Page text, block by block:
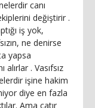
canı
değiştirir .
iş yok,
ne denirse
yapsa
. Vasıfsız
işine hakim
diye en fazla
Ama çatır